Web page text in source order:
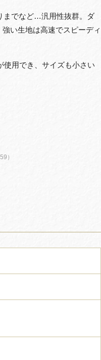
までなど…汎用性抜群。ダ
い生地は高速でスピーディ
使用でき、サイズも小さい
）